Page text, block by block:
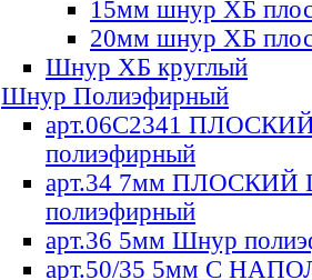
15мм шнур ХБ
20мм шнур ХБ
Шнур ХБ круглый
Шнур Полиэфирный
арт.06С2341
полиэфирный
арт.34 7мм ПЛОСКИЙ
полиэфирный
арт.36 5мм Шнур
арт.50/35 5мм С